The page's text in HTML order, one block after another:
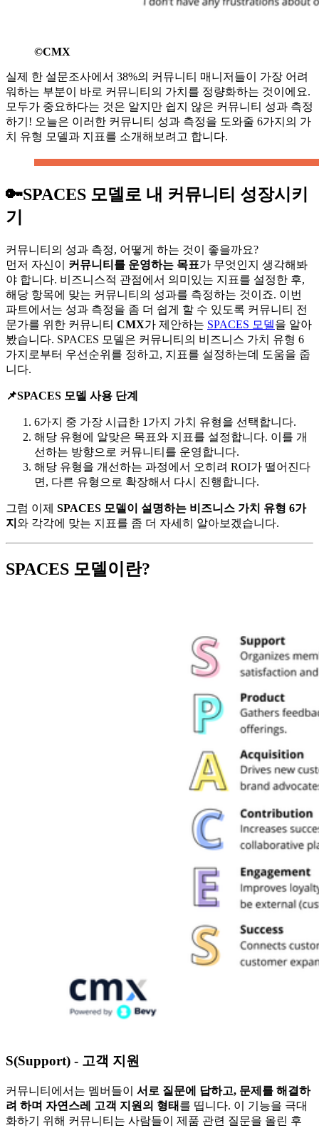
©CMX
실제 한 설문조사에서 38%의 커뮤니티 매니저들이 가장 어려
워하는 부분이 바로 커뮤니티의 가치를 정량화하는 것이에요.
모두가 중요하다는 것은 알지만 쉽지 않은 커뮤니티 성과 측정
하기! 오늘은 이러한 커뮤니티 성과 측정을 도와줄 6가지의 가
치 유형 모델과 지표를 소개해보려고 합니다.
🔑SPACES 모델로 내 커뮤니티 성장시키
기
커뮤니티의 성과 측정, 어떻게 하는 것이 좋을까요?
먼저 자신이 커뮤니티를 운영하는 목표가 무엇인지 생각해봐
야 합니다. 비즈니스적 관점에서 의미있는 지표를 설정한 후,
해당 항목에 맞는 커뮤니티의 성과를 측정하는 것이죠. 이번
파트에서는 성과 측정을 좀 더 쉽게 할 수 있도록 커뮤니티 전
문가를 위한 커뮤니티 CMX가 제안하는 SPACES 모델을 알아
봤습니다. SPACES 모델은 커뮤니티의 비즈니스 가치 유형 6
가지로부터 우선순위를 정하고, 지표를 설정하는데 도움을 줍
니다.
📌SPACES 모델 사용 단계
6가지 중 가장 시급한 1가지 가치 유형을 선택합니다.
해당 유형에 알맞은 목표와 지표를 설정합니다. 이를 개
선하는 방향으로 커뮤니티를 운영합니다.
해당 유형을 개선하는 과정에서 오히려 ROI가 떨어진다
면, 다른 유형으로 확장해서 다시 진행합니다.
그럼 이제 SPACES 모델이 설명하는 비즈니스 가치 유형 6가
지 와 각각에 맞는 지표를 좀 더 자세히 알아보겠습니다.
SPACES 모델이란?
S(Support) - 고객 지원
커뮤니티에서는 멤버들이 서로 질문에 답하고, 문제를 해결하
려 하며 자연스레 고객 지원의 형태 를 띱니다. 이 기능을 극대
화하기 위해 커뮤니티는 사람들이 제품 관련 질문을 올린 후